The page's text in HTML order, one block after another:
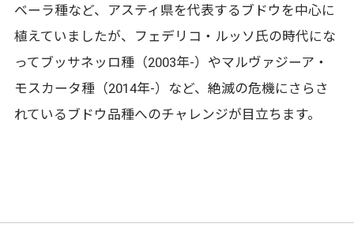
ベーラ種など、アスティ県を代表するブドウを中心に
植えていましたが、フェデリコ・ルッソ氏の時代にな
ってブッサネッロ種（2003年-）やマルヴァジーア・
モスカータ種（2014年-）など、絶滅の危機にさらさ
れているブドウ品種へのチャレンジが目立ちます。